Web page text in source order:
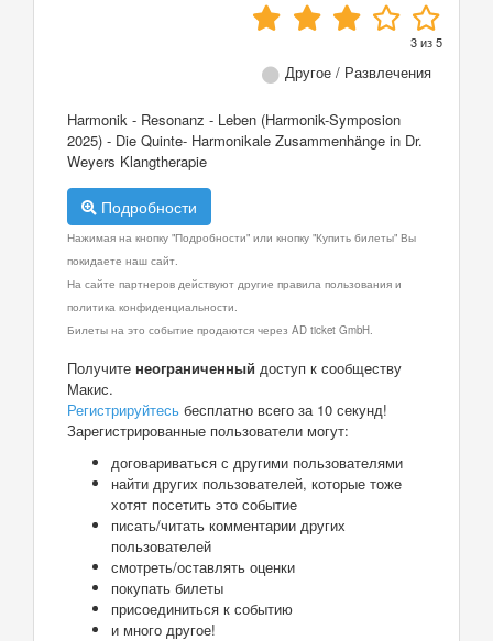
3из5
Другое / Развлечения
Harmonik - Resonanz - Leben (Harmonik-Symposion
2025) - Die Quinte- Harmonikale Zusammenhänge in Dr.
Weyers Klangtherapie
Подробности
Нажимая на кнопку "Подробности" или кнопку "Купить билеты" Вы
покидаете наш сайт.
На сайте партнеров действуют другие правила пользования и
политика конфиденциальности.
Билеты на это событие продаются через AD ticket GmbH.
Получите неограниченный доступ к сообществу
Макис.
Регистрируйтесь бесплатно всего за 10 секунд!
Зарегистрированные пользователи могут:
договариваться с другими пользователями
найти других пользователей, которые тоже
хотят посетить это событие
писать/читать комментарии других
пользователей
смотреть/оставлять оценки
покупать билеты
присоединиться к событию
и много другое!